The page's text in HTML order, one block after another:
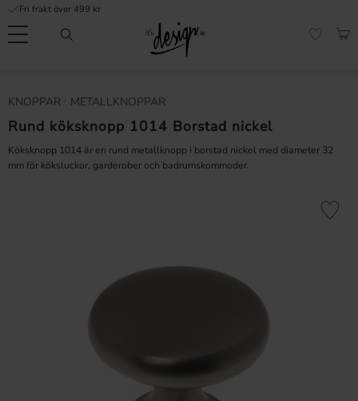
Meny
Fri frakt över 499 kr
KNOPPAR METALLKNOPPAR
Rund köksknopp 1014 Borstad nickel
Köksknopp 1014 är en rund metallknopp i borstad nickel med diameter 32
mm för köksluckor, garderober och badrumskommoder.
Lägg till
Vanliga frågor
Inspiration & Tips
It's
Design